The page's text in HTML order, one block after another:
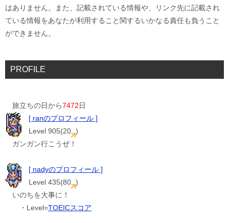
はありません。また、記載されている情報や、リンク先に記載され
ている情報をあなたが利用すること関するいかなる責任も負うこと
ができません。
PROFILE
旅立ちの日から7472日
[ ranのプロフィール ]
Level 905(20 )
ガンガン行こうぜ！
[ nadyのプロフィール ]
Level 435(80 )
いのちを大事に！
・Level=TOEICスコア